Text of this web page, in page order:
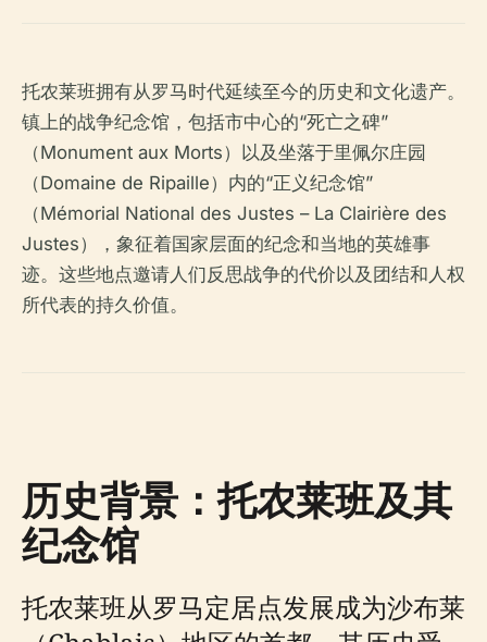
托农莱班拥有从罗马时代延续至今的历史和文化遗产。
镇上的战争纪念馆，包括市中心的“死亡之碑”
（Monument aux Morts）以及坐落于里佩尔庄园
（Domaine de Ripaille）内的“正义纪念馆”
（Mémorial National des Justes – La Clairière des
Justes），象征着国家层面的纪念和当地的英雄事
迹。这些地点邀请人们反思战争的代价以及团结和人权
所代表的持久价值。
历史背景：托农莱班及其
纪念馆
托农莱班从罗马定居点发展成为沙布莱